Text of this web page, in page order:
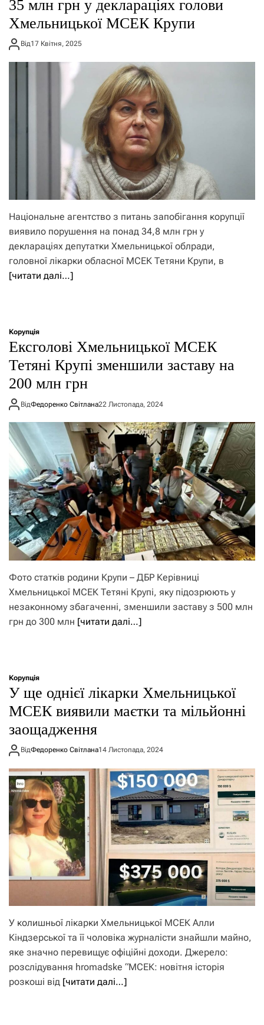
35 млн грн у деклараціях голови
Хмельницької МСЕК Крупи
Від17 Квітня, 2025
Національне агентство з питань запобігання корупції
виявило порушення на понад 34,8 млн грн у
деклараціях депутатки Хмельницької облради,
головної лікарки обласної МСЕК Тетяни Крупи, в
[читати далі…]
Корупція
Ексголові Хмельницької МСЕК
Тетяні Крупі зменшили заставу на
200 млн грн
ВідФедоренко Світлана22 Листопада, 2024
Фото статків родини Крупи – ДБР Керівниці
Хмельницької МСЕК Тетяні Крупі, яку підозрюють у
незаконному збагаченні, зменшили заставу з 500 млн
грн до 300 млн [читати далі…]
Корупція
У ще однієї лікарки Хмельницької
МСЕК виявили маєтки та мільйонні
заощадження
ВідФедоренко Світлана14 Листопада, 2024
У колишньої лікарки Хмельницької МСЕК Алли
Кіндзерської та її чоловіка журналісти знайшли майно,
яке значно перевищує офіційні доходи. Джерело:
розслідування hromadske “МСЕК: новітня історія
розкоші від [читати далі…]